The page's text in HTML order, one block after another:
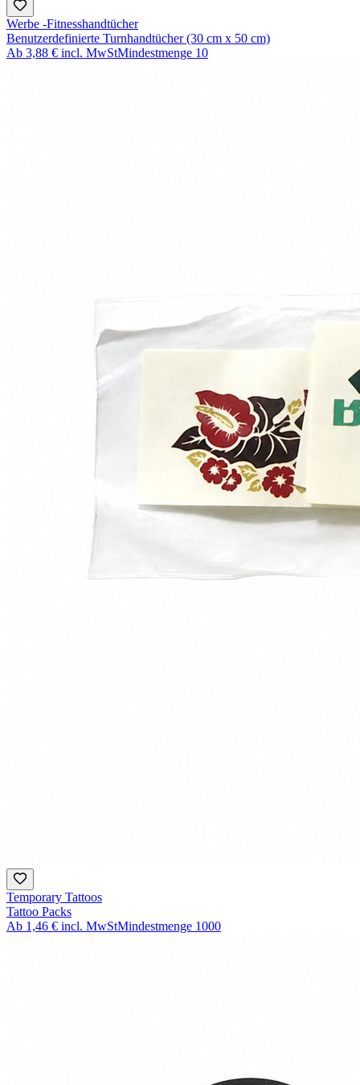
Werbe -Fitnesshandtücher
Benutzerdefinierte Turnhandtücher (30 cm x 50 cm)
Ab 3,88 € incl. MwStMindestmenge 10
Temporary Tattoos
Tattoo Packs
Ab 1,46 € incl. MwStMindestmenge 1000